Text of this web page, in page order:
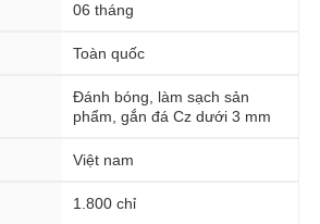
06 tháng
Toàn quốc
Đánh bóng, làm sạch sản
phẩm, gắn đá Cz dưới 3 mm
Việt nam
1.800 chỉ